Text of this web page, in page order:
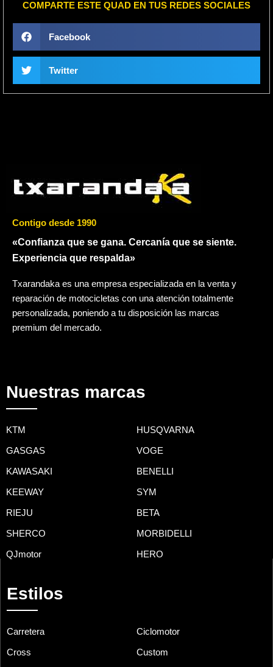
COMPARTE ESTE QUAD EN TUS REDES SOCIALES
Facebook
Twitter
Contigo desde 1990
«Confianza que se gana. Cercanía que se siente.
Experiencia que respalda»
Txarandaka es una empresa especializada en la venta y
reparación de motocicletas con una atención totalmente
personalizada, poniendo a tu disposición las marcas
premium del mercado.
Nuestras marcas
KTM HUSQVARNA
GASGAS VOGE
KAWASAKI BENELLI
KEEWAY SYM
RIEJU BETA
SHERCO MORBIDELLI
QJmotor HERO
Estilos
Carretera Ciclomotor
Cross Custom